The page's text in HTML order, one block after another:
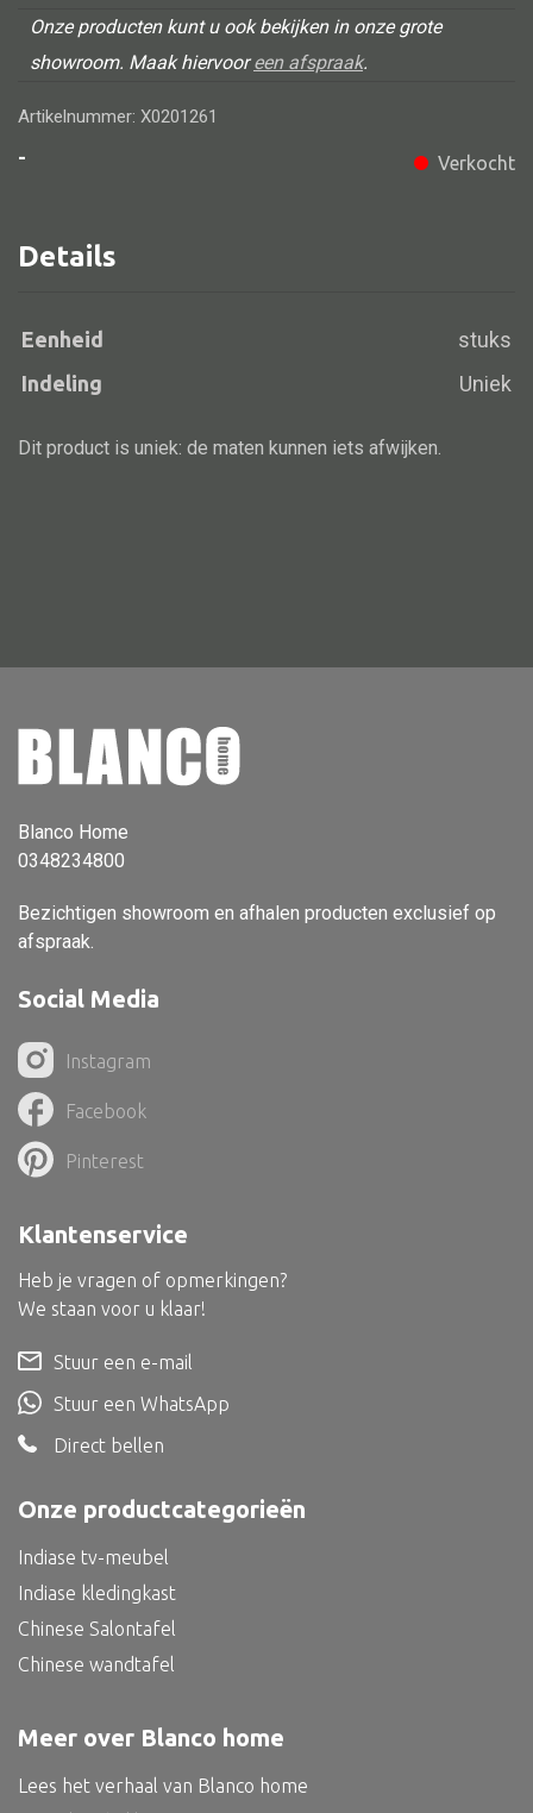
Fautteuil
Barstoel
Kinderstoel
Kruk
Bank IJzer
Tafellamp
Vloerlamp
Wandlamp
Lampenkappen
Alle deco
Vaas
Kandelaar
Object
Pilaar
Schaal
Dienblad
Roomdevider
Deco overig
Alle textiel
Kussen
Tapijt
Kelim
Alle bouwmateriaal
Onze producten kunt u ook bekijken in onze grote
showroom. Maak hiervooreen afspraak.
Artikelnummer: X0201261
-
Verkocht
Details
Eenheid stuks
Indeling Uniek
Dit product is uniek: de maten kunnen iets afwijken.
Blanco Home
0348234800
Bezichtigen showroom en afhalen producten exclusief op
afspraak.
Social Media
Instagram
Facebook
Pinterest
Onze productcategorieën
Indiase tv-meubel
Indiase kledingkast
Chinese Salontafel
Chinese wandtafel
Meer over Blanco home
Lees het verhaal van Blanco home
Klantenservice
Heb je vragen of opmerkingen?
We staan voor u klaar!
Stuur een e-mail
Stuur een WhatsApp
Direct bellen